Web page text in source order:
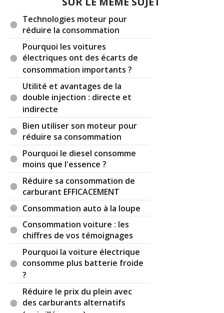
avec un mode été et un mode hiver. Dans un cas
la prise d'air se fait en direct. Dans l'autre, l'air
chemine autour de l'échappement avant d'entrer,
ce qui le réchauffe au préalable. Par contre gare
à bien le remettre en mode normal dès le retour
des beaux jours car c'est vite la surchauffe...
Réagir à ce commentaire
(Votre post sera visible sous le commentaire)
Technologies moteur pour
réduire la consommation
Pourquoi les voitures
électriques ont des écarts de
consommation importants ?
Utilité et avantages de la
double injection : directe et
indirecte
Bien utiliser son moteur pour
réduire sa consommation
Pourquoi le diesel consomme
moins que l'essence ?
Réduire sa consommation de
carburant EFFICACEMENT
Consommation auto à la loupe
Consommation voiture : les
chiffres de vos témoignages
Pourquoi la voiture électrique
consomme plus batterie froide
?
Réduire le prix du plein avec
des carburants alternatifs